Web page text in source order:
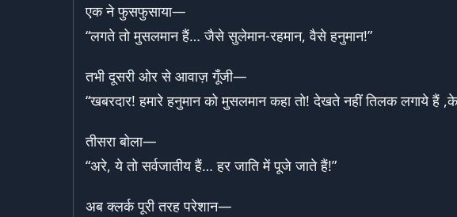
एक ने फुसफुसाया—
“लगते तो मुसलमान हैं… जैसे सुलेमान-रहमान, वैसे हनुमान!”
तभी दूसरी ओर से आवाज़ गूँजी—
“खबरदार! हमारे हनुमान को मुसलमान कहा तो! देखते नहीं तिलक लगाये हैं
तीसरा बोला—
“अरे, ये तो सर्वजातीय हैं… हर जाति में पूजे जाते हैं!”
अब क्लर्क पूरी तरह परेशान—